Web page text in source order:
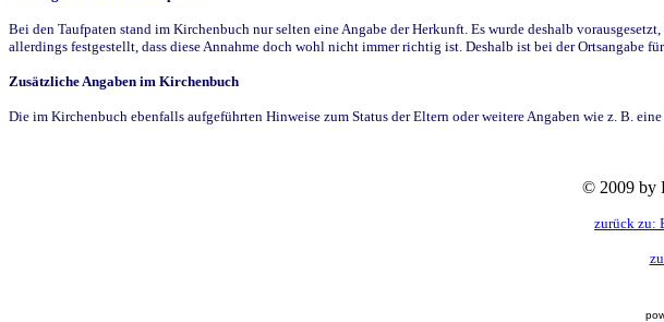
Bei den Taufpaten stand im Kirchenbuch nur selten eine Angabe der Herkunft. Es wurde deshalb
allerdings festgestellt, dass diese Annahme doch wohl nicht immer richtig ist. Deshalb ist bei der Ortsangabe
Zusätzliche Angaben im Kirchenbuch
Die im Kirchenbuch ebenfalls aufgeführten Hinweise zum Status der Eltern oder weitere Angaben wie z. B.
© 2009 by
zurück zu: